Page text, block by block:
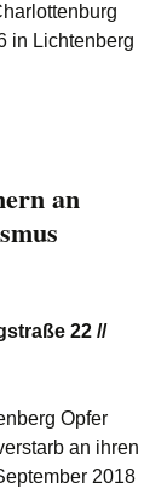
in Lichtenberg
an
22 //
Opfer
an ihren
2018